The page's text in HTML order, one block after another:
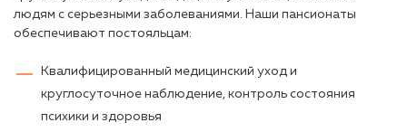
людям с серьезными заболеваниями. Наши пансионаты
обеспечивают постояльцам:
Квалифицированный медицинский уход и
круглосуточное наблюдение, контроль состояния
психики и здоровья